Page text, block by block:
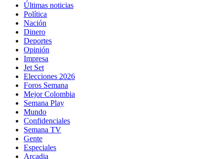
Últimas noticias
Política
Nación
Dinero
Deportes
Opinión
Impresa
Jet Set
Elecciones 2026
Foros Semana
Mejor Colombia
Semana Play
Mundo
Confidenciales
Semana TV
Gente
Especiales
Arcadia